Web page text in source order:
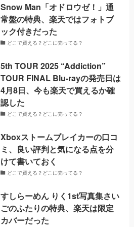
Snow Man「オドロウゼ！」通
常盤の特典、楽天ではフォトブ
ック付きだった
どこで買える？どこに売ってる？
5th TOUR 2025 “Addiction”
TOUR FINAL Blu-rayの発売日は
4月8日、今も楽天で買えるか確
認した
どこで買える？どこに売ってる？
Xboxストームブレイカーの口コ
ミ、良い評判と気になる点を分
けて書いておく
どこで買える？どこに売ってる？
すしらーめん りく1st写真集さい
ごのふたりの特典、楽天は限定
カバーだった